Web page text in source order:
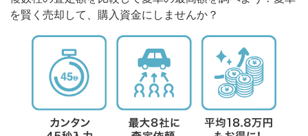
を賢く売却して、購入資金にしませんか？